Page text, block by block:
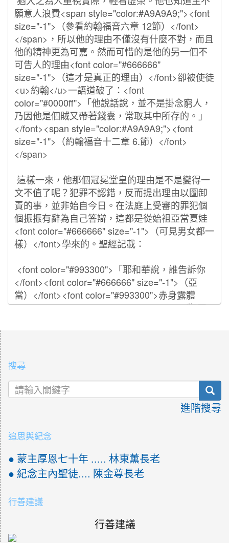
搜尋
進階搜尋
追思與紀念
● 蒙主厚恩七十年 ..... 林東薰長老
● 紀念主內聖徒.... 陳金尊長老
行善建議
行善建議